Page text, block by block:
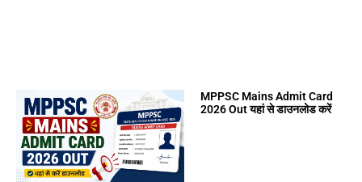
MPPSC Mains Admit Card
2026 Out यहां से डाउनलोड करें